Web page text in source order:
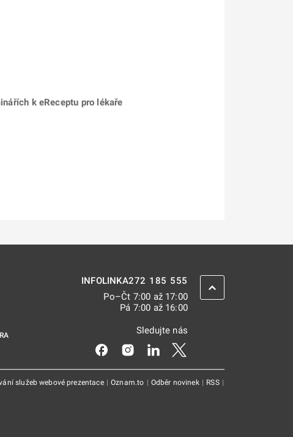
k eReceptu pro lékaře
INFOLINKA272 185 555
Po–Čt 7:00 až 17:00
Pá 7:00 až 16:00
Sledujte nás
Odkaz se otevře na nové kartě
Odkaz se otevře na nové kartě
Odkaz se otevře na nové
služeb webové prezentace | Oznam.to | Odběr novinek | RSS |
ZPĚT NAHORU